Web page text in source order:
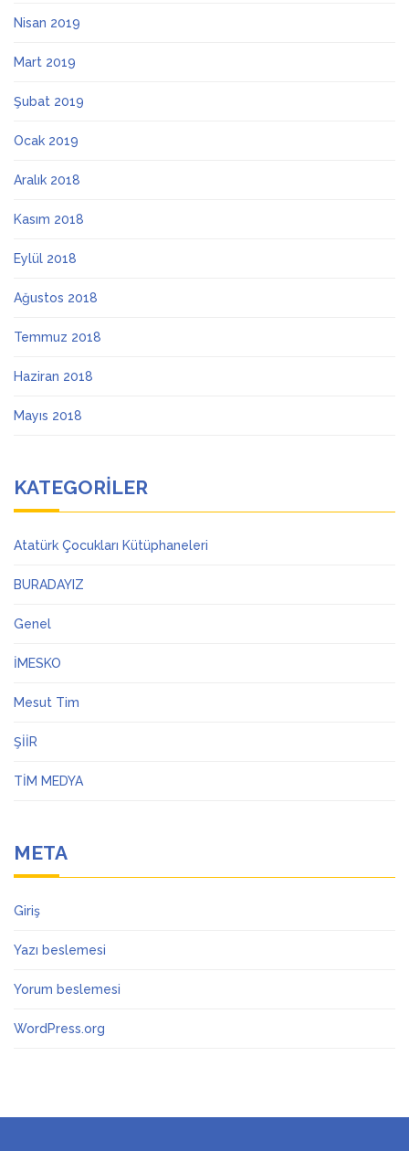
Nisan 2019
Mart 2019
Şubat 2019
Ocak 2019
Aralık 2018
Kasım 2018
Eylül 2018
Ağustos 2018
Temmuz 2018
Haziran 2018
Mayıs 2018
KATEGORILER
Atatürk Çocukları Kütüphaneleri
BURADAYIZ
Genel
İMESKO
Mesut Tim
ŞİİR
TİM MEDYA
META
Giriş
Yazı beslemesi
Yorum beslemesi
WordPress.org